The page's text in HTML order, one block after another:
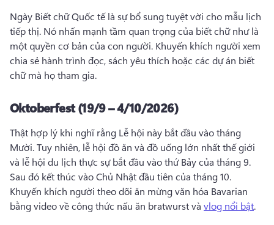
Ngày Biết chữ Quốc tế là sự bổ sung tuyệt vời cho mẫu lịch
tiếp thị. Nó nhấn mạnh tầm quan trọng của biết chữ như là
một quyền cơ bản của con người. Khuyến khích người xem
chia sẻ hành trình đọc, sách yêu thích hoặc các dự án biết
chữ mà họ tham gia.
Oktoberfest (19/9 – 4/10/2026)
Thật hợp lý khi nghĩ rằng Lễ hội này bắt đầu vào tháng
Mười. Tuy nhiên, lễ hội đồ ăn và đồ uống lớn nhất thế giới
Khuyến khích người theo dõi ăn mừng văn hóa Bavarian
bằng video về công thức nấu ăn bratwurst và vlog nổi bật.